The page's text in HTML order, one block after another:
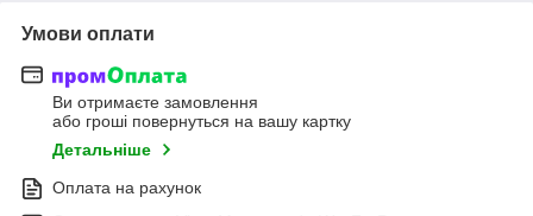
Умови оплати
Ви отримаєте замовлення
або гроші повернуться на вашу картку
Детальніше
Оплата на рахунок